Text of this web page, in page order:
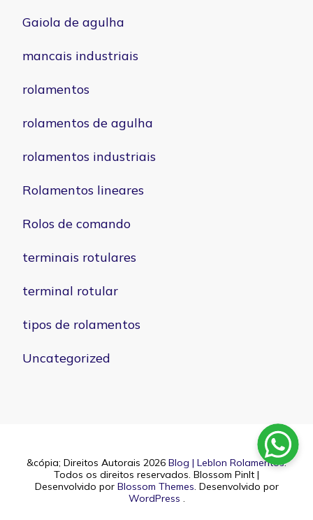
Gaiola de agulha
mancais industriais
rolamentos
rolamentos de agulha
rolamentos industriais
Rolamentos lineares
Rolos de comando
terminais rotulares
terminal rotular
tipos de rolamentos
Uncategorized
&cópia; Direitos Autorais 2026 Blog | Leblon Rolamentos.
Todos os direitos reservados. Blossom PinIt |
Desenvolvido por Blossom Themes. Desenvolvido por
WordPress .